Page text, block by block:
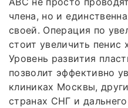
члена, но и
своей. Операция по
стоит увеличить пенис
Уровень развития
позволит эффективно
клиниках Москвы,
странах СНГ и